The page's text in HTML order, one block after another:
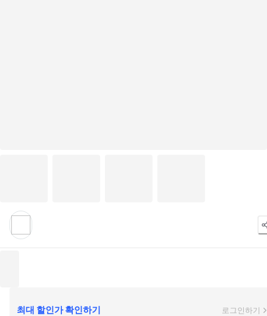
최대 할인가 확인하기 로그인하기